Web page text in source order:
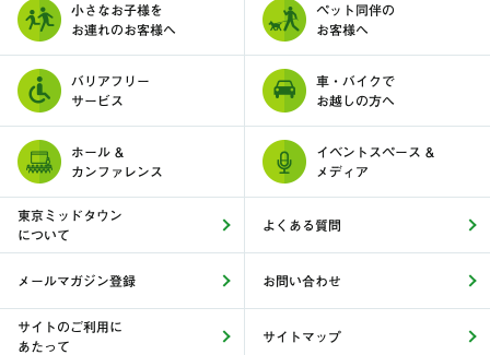
小さなお子様を
お連れのお客様へ
ペット同伴の
お客様へ
バリアフリー
サービス
車・バイクで
お越しの方へ
ホール &
カンファレンス
イベントスペース &
メディア
東京ミッドタウン
について
よくある質問
メールマガジン登録 お問い合わせ
サイトのご利用に
あたって
サイトマップ